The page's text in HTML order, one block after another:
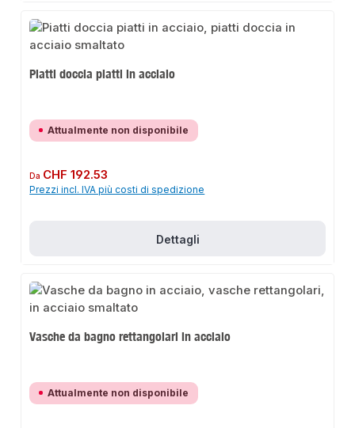
Piatti doccia piatti in acciaio
Attualmente non disponibile
Prezzo normale:
Da CHF 192.53
Prezzi incl. IVA più costi di spedizione
Dettagli
Vasche da bagno rettangolari in acciaio
Attualmente non disponibile